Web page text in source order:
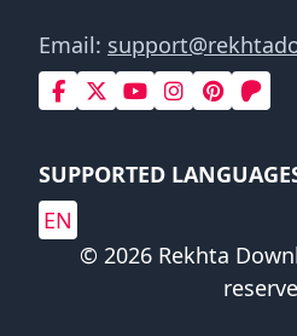
Email:
SUPPORTED
EN
© 2026 Rekhta